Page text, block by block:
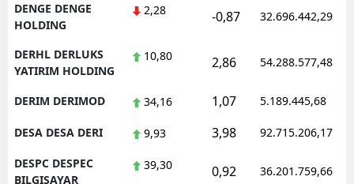
DENGE DENGE
HOLDING
2,28 -0,87 32.696.442,29
DERHL DERLUKS
YATIRIM HOLDING
10,80 2,86 54.288.577,48
DERIM DERIMOD 34,16 1,07 5.189.445,68
DESA DESA DERI 9,93 3,98 92.715.206,17
DESPC DESPEC
BILGISAYAR
39,30 0,92 36.201.759,66